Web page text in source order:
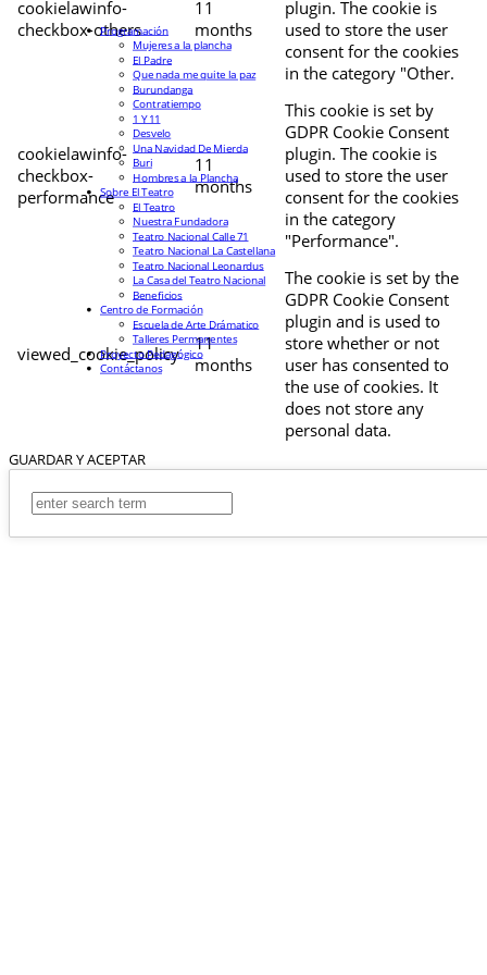
cookielawinfo-
checkbox-others
11
months
plugin. The cookie is
used to store the user
consent for the cookies
in the category "Other.
cookielawinfo-
checkbox-
performance
11
months
This cookie is set by
GDPR Cookie Consent
plugin. The cookie is
used to store the user
consent for the cookies
in the category
"Performance".
viewed_cookie_policy
11
months
The cookie is set by the
GDPR Cookie Consent
plugin and is used to
store whether or not
user has consented to
the use of cookies. It
does not store any
personal data.
GUARDAR Y ACEPTAR
Programación
Mujeres a la plancha
El Padre
Que nada me quite la paz
Burundanga
Contratiempo
1 Y 11
Desvelo
Una Navidad De Mierda
Buri
Hombres a la Plancha
Sobre El Teatro
El Teatro
Nuestra Fundadora
Teatro Nacional Calle 71
Teatro Nacional La Castellana
Teatro Nacional Leonardus
La Casa del Teatro Nacional
Beneficios
Centro de Formación
Escuela de Arte Drámatico
Talleres Permanentes
Proyecto Pedagógico
Contáctanos